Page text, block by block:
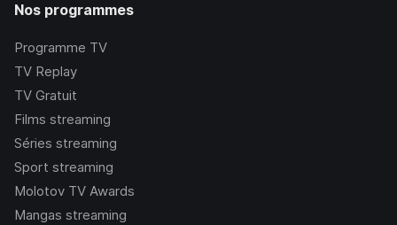
Nos programmes
Programme TV
TV Replay
TV Gratuit
Films streaming
Séries streaming
Sport streaming
Molotov TV Awards
Mangas streaming